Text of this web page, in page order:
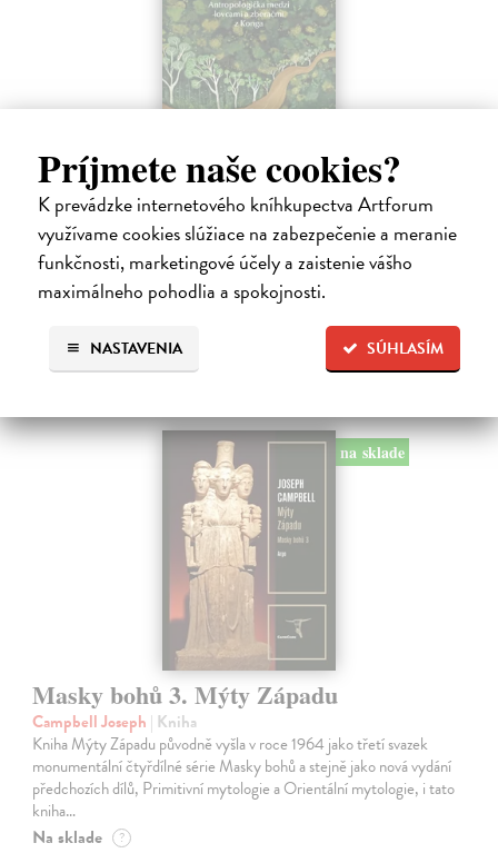
Príjmete naše cookies?
K prevádzke internetového kníhkupectva Artforum
využívame cookies slúžiace na zabezpečenie a meranie
funkčnosti, marketingové účely a zaistenie vášho
maximálneho pohodlia a spokojnosti.
SÚHLASÍM
NASTAVENIA
Hovor ústami Yaka
Bombjaková Daša| Kniha
Ich deti denne prejdú rukami aj dvadsiatich rôznych ľudí. Nepoznajú
koncept viny, netolerujú chvastanie a namiesto o vzdelávaní hovoria o
zdieľaní múdrosti a dozrievaní.
Na sklade ?
16,90 € ?
na sklade
Masky bohů 3. Mýty Západu
Campbell Joseph | Kniha
Kniha Mýty Západu původně vyšla v roce 1964 jako třetí svazek
monumentální čtyřdílné série Masky bohů a stejně jako nová vydání
předchozích dílů, Primitivní mytologie a Orientální mytologie, i tato
kniha…
Na sklade ?